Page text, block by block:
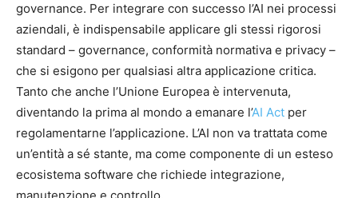
governance. Per integrare con successo l’AI nei processi
aziendali, è indispensabile applicare gli stessi rigorosi
standard – governance, conformità normativa e privacy –
che si esigono per qualsiasi altra applicazione critica.
Tanto che anche l’Unione Europea è intervenuta,
diventando la prima al mondo a emanare l’AI Act per
regolamentarne l’applicazione. L’AI non va trattata come
un’entità a sé stante, ma come componente di un esteso
ecosistema software che richiede integrazione,